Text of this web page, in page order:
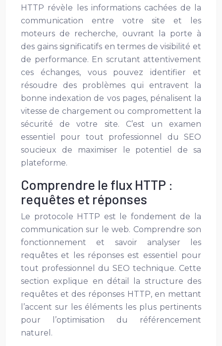
HTTP révèle les informations cachées de la
communication entre votre site et les
moteurs de recherche, ouvrant la porte à
des gains significatifs en termes de visibilité et
de performance. En scrutant attentivement
ces échanges, vous pouvez identifier et
résoudre des problèmes qui entravent la
bonne indexation de vos pages, pénalisent la
vitesse de chargement ou compromettent la
sécurité de votre site. C’est un examen
essentiel pour tout professionnel du SEO
soucieux de maximiser le potentiel de sa
plateforme.
Comprendre le flux HTTP :
requêtes et réponses
Le protocole HTTP est le fondement de la
communication sur le web. Comprendre son
fonctionnement et savoir analyser les
requêtes et les réponses est essentiel pour
tout professionnel du SEO technique. Cette
section explique en détail la structure des
requêtes et des réponses HTTP, en mettant
l’accent sur les éléments les plus pertinents
pour l’optimisation du référencement
naturel.